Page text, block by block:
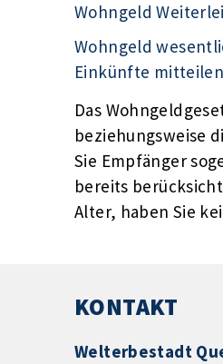
Wohngeld
Wohngeld
Einkünfte mitteilen
Das
beziehungsweise
Sie Empfänger
bereits
Alter, haben Sie
KONTAKT
Welterbestadt